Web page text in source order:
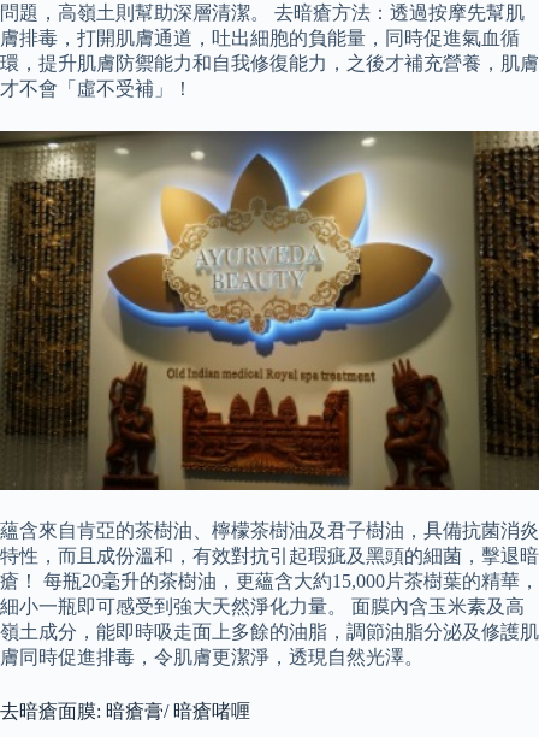
問題，高嶺土則幫助深層清潔。 去暗瘡方法：透過按摩先幫肌
膚排毒，打開肌膚通道，吐出細胞的負能量，同時促進氣血循
環，提升肌膚防禦能力和自我修復能力，之後才補充營養，肌膚
才不會「虛不受補」！
蘊含來自肯亞的茶樹油、檸檬茶樹油及君子樹油，具備抗菌消炎
特性，而且成份溫和，有效對抗引起瑕疵及黑頭的細菌，擊退暗
瘡！ 每瓶20毫升的茶樹油，更蘊含大約15,000片茶樹葉的精華，
細小一瓶即可感受到強大天然淨化力量。 面膜內含玉米素及高
嶺土成分，能即時吸走面上多餘的油脂，調節油脂分泌及修護肌
膚同時促進排毒，令肌膚更潔淨，透現自然光澤。
去暗瘡面膜: 暗瘡膏/ 暗瘡啫喱